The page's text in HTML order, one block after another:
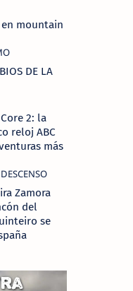
en mountain
DE LA
2: la
reloj ABC
más
Zamora
del
se